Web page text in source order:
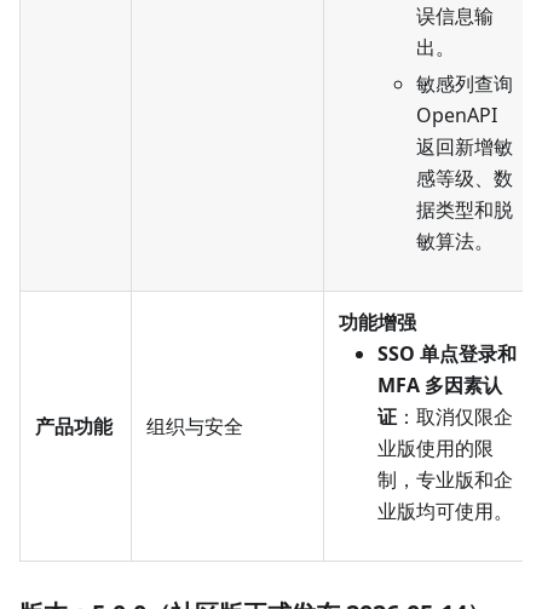
误信息输
出。
敏感列查询
OpenAPI
返回新增敏
感等级、数
据类型和脱
敏算法。
产品功能 组织与安全
功能增强
SSO 单点登录和
MFA 多因素认
证 ：取消仅限企
业版使用的限
制，专业版和企
业版均可使用。